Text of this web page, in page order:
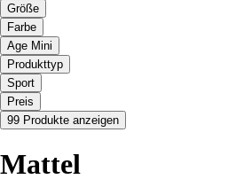
Größe
Farbe
Age Mini
Produkttyp
Sport
Preis
99 Produkte anzeigen
Mattel